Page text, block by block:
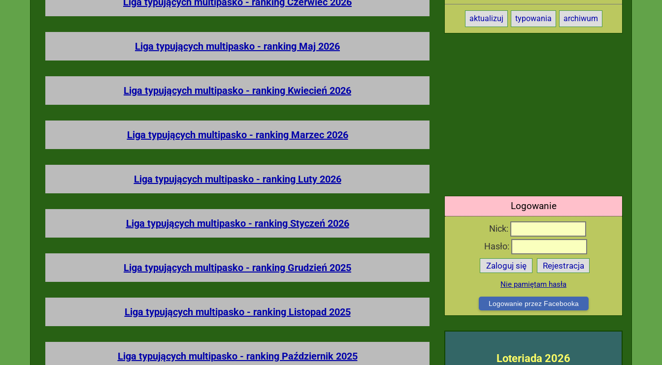
aktualizuj typowania archiwum
Logowanie
Nick:
Hasło:
Zaloguj się Rejestracja
Nie pamiętam hasła
Logowanie przez Facebooka
Loteriada 2026
Liga typujących multipasko - ranking Maj 2026
Liga typujących multipasko - ranking Kwiecień 2026
Liga typujących multipasko - ranking Marzec 2026
Liga typujących multipasko - ranking Luty 2026
Liga typujących multipasko - ranking Styczeń 2026
Liga typujących multipasko - ranking Grudzień 2025
Liga typujących multipasko - ranking Listopad 2025
Liga typujących multipasko - ranking Październik 2025